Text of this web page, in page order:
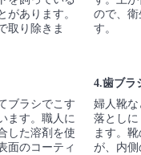
があります。
取り除きま
ので、衛
す。
ブラシでこす
ます。職人に
した溶剤を使
面のコーティ
4.歯ブラ
婦人靴
落とし
ます。
が、内